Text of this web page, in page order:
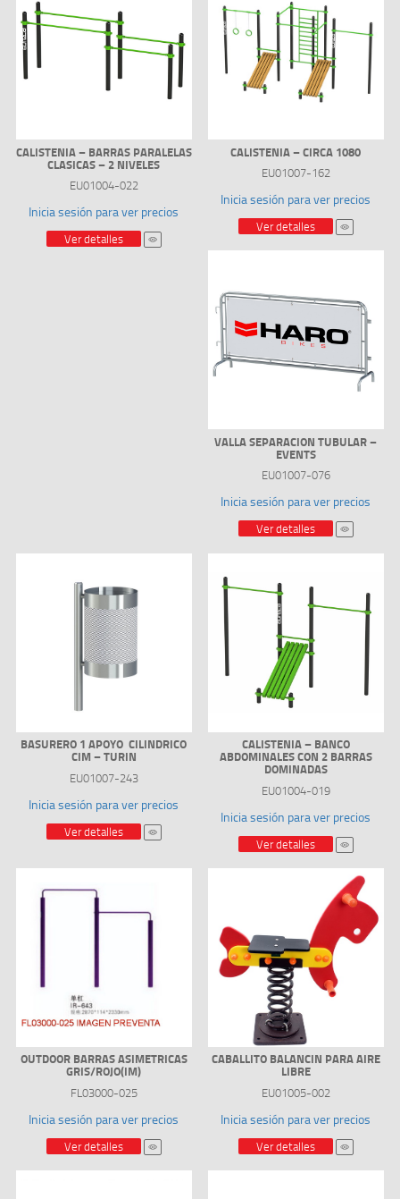
CALISTENIA – BARRAS PARALELAS
CLASICAS – 2 NIVELES
EU01004-022
Inicia sesión para ver precios
Ver detalles
CALISTENIA – CIRCA 1080
EU01007-162
Inicia sesión para ver precios
Ver detalles
VALLA SEPARACION TUBULAR –
EVENTS
EU01007-076
Inicia sesión para ver precios
Ver detalles
BASURERO 1 APOYO CILINDRICO
CIM – TURIN
EU01007-243
Inicia sesión para ver precios
Ver detalles
CALISTENIA – BANCO
ABDOMINALES CON 2 BARRAS
DOMINADAS
EU01004-019
Inicia sesión para ver precios
Ver detalles
OUTDOOR BARRAS ASIMETRICAS
GRIS/ROJO(IM)
FL03000-025
Inicia sesión para ver precios
Ver detalles
CABALLITO BALANCIN PARA AIRE
LIBRE
EU01005-002
Inicia sesión para ver precios
Ver detalles